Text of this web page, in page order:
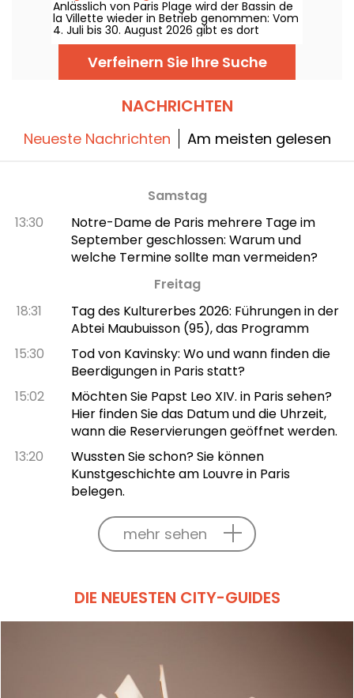
Bassin de la Villette
Anlässlich von Paris Plage wird der Bassin de
la Villette wieder in Betrieb genommen: Vom
4. Juli bis 30. August 2026 gibt es dort
kostenlose Aktivitäten für Groß und Klein –
vor allem aber eine schöne Badestelle zum
Baden.Verfeinern Sie Ihre Suche
NACHRICHTEN
Neueste Nachrichten Am meisten gelesen
Samstag
13:30
Notre-Dame de Paris mehrere Tage im
September geschlossen: Warum und
welche Termine sollte man vermeiden?
Freitag
18:31
Tag des Kulturerbes 2026: Führungen in der
Abtei Maubuisson (95), das Programm
15:30
Tod von Kavinsky: Wo und wann finden die
Beerdigungen in Paris statt?
15:02
Möchten Sie Papst Leo XIV. in Paris sehen?
Hier finden Sie das Datum und die Uhrzeit,
wann die Reservierungen geöffnet werden.
13:20
Wussten Sie schon? Sie können
Kunstgeschichte am Louvre in Paris
belegen.
mehr sehen
DIE NEUESTEN CITY-GUIDES